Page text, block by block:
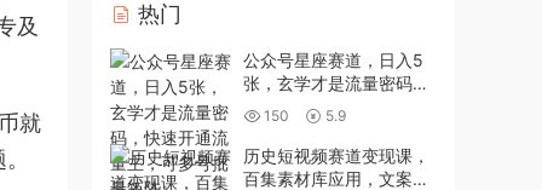
及
就
热门
公众号星座赛道，日入5
张，玄学才是流量密码，
快速开通流量主，可多号
批量矩阵
150 5.9
历史短视频赛道变现课，
百集素材库应用，文案剪